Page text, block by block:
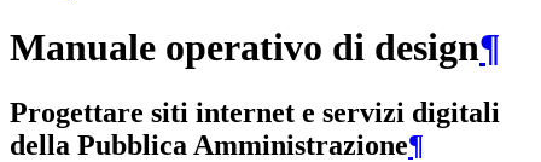
Manuale operativo di design¶
Progettare siti internet e servizi digitali
della Pubblica Amministrazione¶